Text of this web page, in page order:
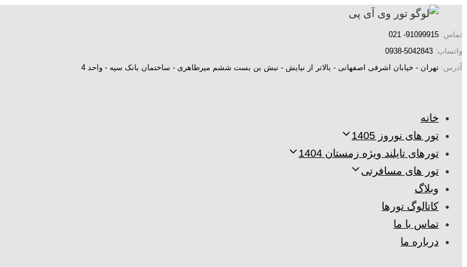
لینک
ها
به
ناوبری
اولیه
محتوا
تماس: 91099915- 021
واتساپ: 5042843-0938
آدرس: تهران - خیابان اشرفی اصفهانی - بالاتر از نیایش - نبش بن بست ششم میرطاهری - ساختمان بانک سپه - واحد 4
خانه
تور های نوروز 1405
تورهای تایلند ویژه زمستان 1404
تور های مسافرتی
وبلاگ
کاتالوگ تورها
تماس با ما
درباره ما